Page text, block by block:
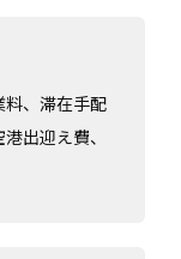
料、滞在手配
出迎え費、